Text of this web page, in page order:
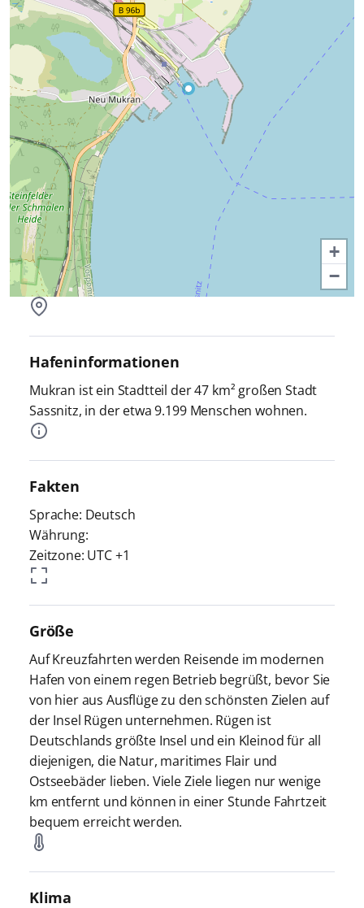
+
−
Hafeninformationen
Mukran ist ein Stadtteil der 47 km² großen Stadt
Sassnitz, in der etwa 9.199 Menschen wohnen.
Fakten
Sprache: Deutsch
Währung:
Zeitzone: UTC +1
Größe
Auf Kreuzfahrten werden Reisende im modernen
Hafen von einem regen Betrieb begrüßt, bevor Sie
von hier aus Ausflüge zu den schönsten Zielen auf
der Insel Rügen unternehmen. Rügen ist
Deutschlands größte Insel und ein Kleinod für all
diejenigen, die Natur, maritimes Flair und
Ostseebäder lieben. Viele Ziele liegen nur wenige
km entfernt und können in einer Stunde Fahrtzeit
bequem erreicht werden.
Klima